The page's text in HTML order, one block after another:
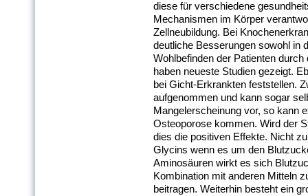
diese für verschiedene
Mechanismen im Körper
Zellneubildung. Bei
deutliche Besserungen sowohl in
Wohlbefinden der Patienten
haben neueste Studien gezeigt.
bei Gicht-Erkrankten feststellen.
aufgenommen und kann sogar
Mangelerscheinung vor, so kann
Osteoporose kommen. Wird der
dies die positiven Effekte. Nicht
Glycins wenn es um den
Aminosäuren wirkt es sich
Kombination mit anderen Mitteln
beitragen. Weiterhin besteht ein